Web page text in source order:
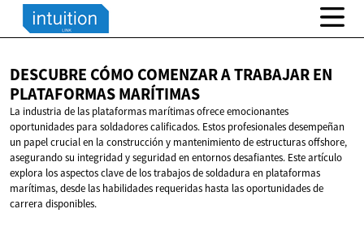
DESCUBRE CÓMO COMENZAR A TRABAJAR EN
PLATAFORMAS MARÍTIMAS
La industria de las plataformas marítimas ofrece emocionantes
oportunidades para soldadores calificados. Estos profesionales desempeñan
un papel crucial en la construcción y mantenimiento de estructuras offshore,
asegurando su integridad y seguridad en entornos desafiantes. Este artículo
explora los aspectos clave de los trabajos de soldadura en plataformas
marítimas, desde las habilidades requeridas hasta las oportunidades de
carrera disponibles.